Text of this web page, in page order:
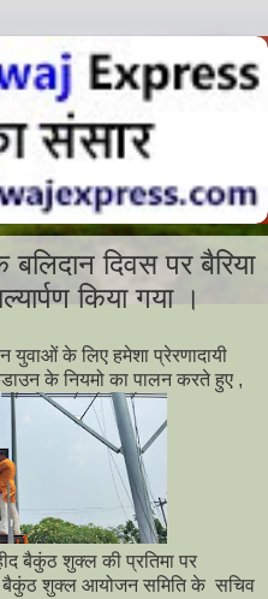
दिवस पर बैरिया
किया गया ।
के लिए हमेशा प्रेरणादायी
के नियमो का पालन करते हुए ,
बैकुंठ शुक्ल की प्रतिमा पर
बैकुंठ शुक्ल आयोजन समिति के सचिव